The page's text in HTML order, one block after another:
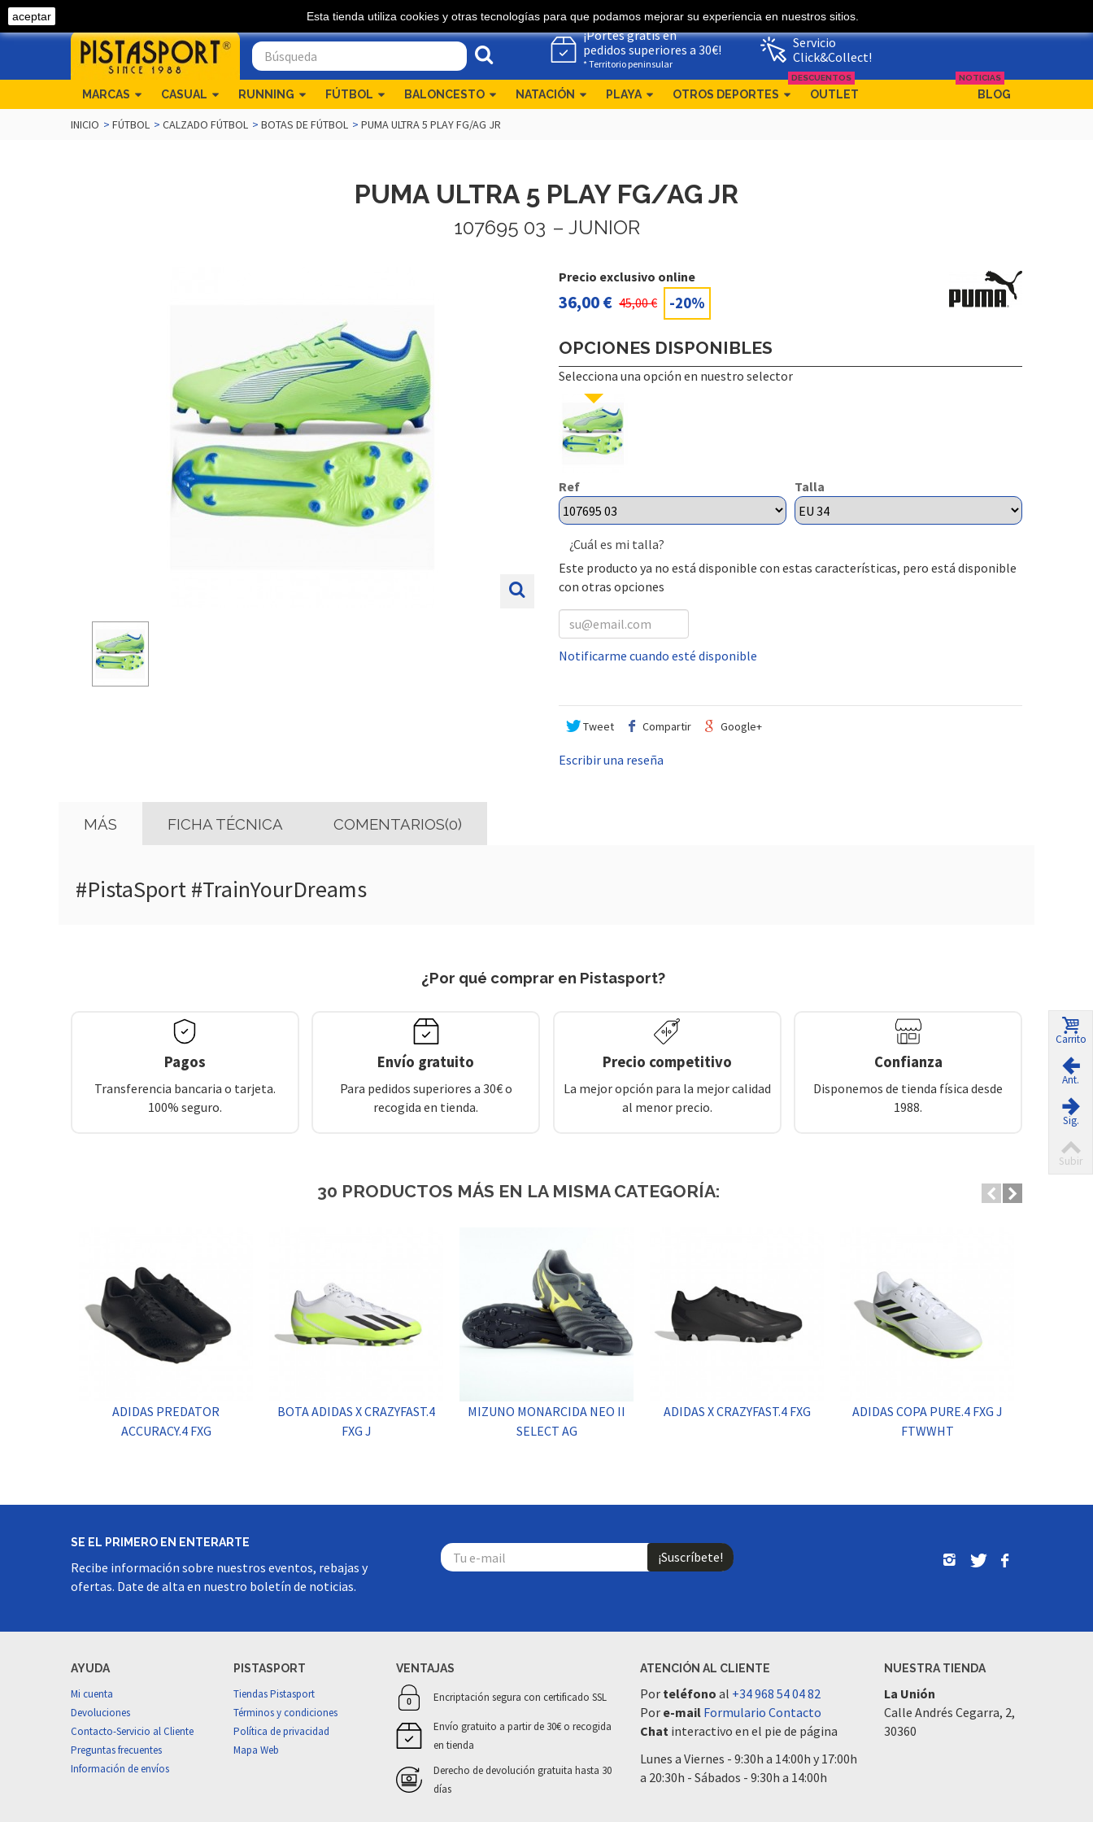
¡Portes gratis en
pedidos superiores a 30€!
* Territorio peninsular
Servicio
Click&Collect!
MARCAS CASUAL RUNNING FÚTBOL BALONCESTO NATACIÓN PLAYA OTROS DEPORTES OUTLET
DESCUENTOS
BLOG
NOTICIAS
INICIO > FÚTBOL > CALZADO FÚTBOL > BOTAS DE FÚTBOL > PUMA ULTRA 5 PLAY FG/AG JR
PUMA ULTRA 5 PLAY FG/AG JR
107695 03 – JUNIOR
Precio exclusivo online
36,00 € 45,00 € -20%
OPCIONES DISPONIBLES
Selecciona una opción en nuestro selector
Ref Talla
¿Cuál es mi talla?
Este producto ya no está disponible con estas características, pero está disponible
con otras opciones
Notificarme cuando esté disponible
Tweet Compartir Google+
Escribir una reseña
MÁS FICHA TÉCNICA COMENTARIOS(0)
#PistaSport #TrainYourDreams
¿Por qué comprar en Pistasport?
Pagos
Transferencia bancaria o tarjeta.
100% seguro.
Envío gratuito
Para pedidos superiores a 30€ o
recogida en tienda.
Precio competitivo
La mejor opción para la mejor calidad
al menor precio.
Confianza
Disponemos de tienda física desde
1988.
30 PRODUCTOS MÁS EN LA MISMA CATEGORÍA:
ADIDAS PREDATOR
ACCURACY.4 FXG
BOTA ADIDAS X CRAZYFAST.4
FXG J
MIZUNO MONARCIDA NEO II
SELECT AG
ADIDAS X CRAZYFAST.4 FXG
ADIDAS COPA PURE.4 FXG J
FTWWHT
SE EL PRIMERO EN ENTERARTE
Recibe información sobre nuestros eventos, rebajas y
ofertas. Date de alta en nuestro boletín de noticias.
¡Suscríbete!
AYUDA
Mi cuenta
Devoluciones
Contacto-Servicio al Cliente
Preguntas frecuentes
Información de envíos
PISTASPORT
Tiendas Pistasport
Términos y condiciones
Política de privacidad
Mapa Web
VENTAJAS
Encriptación segura con certificado SSL
Envío gratuito a partir de 30€ o recogida
en tienda
Derecho de devolución gratuita hasta 30
días
ATENCIÓN AL CLIENTE
Por teléfono al +34 968 54 04 82
Por e-mail Formulario Contacto
Chat interactivo en el pie de página
Lunes a Viernes - 9:30h a 14:00h y 17:00h
a 20:30h - Sábados - 9:30h a 14:00h
NUESTRA TIENDA
La Unión
Calle Andrés Cegarra, 2,
30360
aceptar Esta tienda utiliza cookies y otras tecnologías para que podamos mejorar su experiencia en nuestros sitios.
Carrito
Ant.
Sig.
Subir